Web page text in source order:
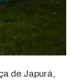
de Japurá,